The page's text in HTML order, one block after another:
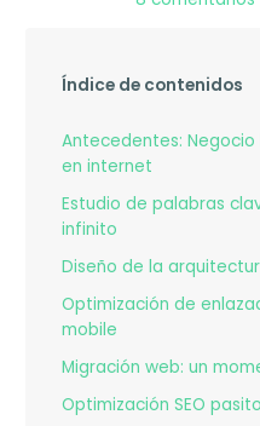
Índice de contenidos
Antecedentes:
en internet
Estudio de palabras
infinito
Diseño de la
Optimización de
mobile
Migración web: un
Optimización SEO